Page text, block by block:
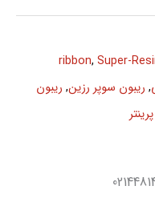
ribbon, Super-
, ریبون سوپر رزین, ریبون